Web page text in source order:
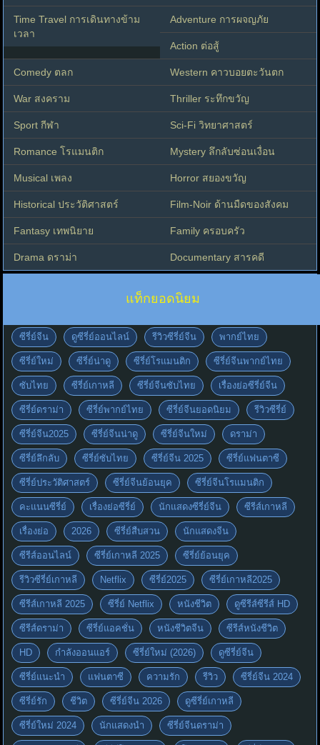
Time Travel การเดินทางข้าม
เวลา
Adventure การผจญภัย
Action ต่อสู้
Comedy ตลก Western คาวบอยตะวันตก
War สงคราม Thriller ระทึกขวัญ
Sport กีฬา Sci-Fi วิทยาศาสตร์
Romance โรแมนติก Mystery ลึกลับซ่อนเงื่อน
Musical เพลง Horror สยองขวัญ
Historical ประวัติศาสตร์ Film-Noir ด้านมืดของสังคม
Fantasy เทพนิยาย Family ครอบครัว
Drama ดราม่า Documentary สารคดี
แท็กยอดนิยม
ซีรี่ย์จีน ดูซีรี่ย์ออนไลน์ รีวิวซีรี่ย์จีน พากย์ไทย
ซีรี่ย์ใหม่ ซีรี่ย์น่าดู ซีรี่ย์โรแมนติก ซีรี่ย์จีนพากย์ไทย
ซับไทย ซีรี่ย์เกาหลี ซีรี่ย์จีนซับไทย เรื่องย่อซีรี่ย์จีน
ซีรี่ย์ดราม่า ซีรี่ย์พากย์ไทย ซีรี่ย์จีนยอดนิยม รีวิวซีรี่ย์
ซีรี่ย์จีน2025 ซีรี่ย์จีนน่าดู ซีรี่ย์จีนใหม่ ดราม่า
ซีรี่ย์ลึกลับ ซีรี่ย์ซับไทย ซีรี่ย์จีน 2025 ซีรี่ย์แฟนตาซี
ซีรี่ย์ประวัติศาสตร์ ซีรี่ย์จีนย้อนยุค ซีรี่ย์จีนโรแมนติก
คะแนนซีรี่ย์ เรื่องย่อซีรี่ย์ นักแสดงซีรี่ย์จีน ซีรีส์เกาหลี
เรื่องย่อ 2026 ซีรี่ย์สืบสวน นักแสดงจีน
ซีรีส์ออนไลน์ ซีรี่ย์เกาหลี 2025 ซีรี่ย์ย้อนยุค
รีวิวซีรี่ย์เกาหลี Netflix ซีรี่ย์2025 ซีรี่ย์เกาหลี2025
ซีรีส์เกาหลี 2025 ซีรี่ย์ Netflix หนังชีวิต ดูซีรีส์ซีรีส์ HD
ซีรีส์ดราม่า ซีรี่ย์แอคชั่น หนังชีวิตจีน ซีรีส์หนังชีวิต
HD กำลังออนแอร์ ซีรี่ย์ใหม่ (2026) ดูซีรี่ย์จีน
ซีรี่ย์แนะนำ แฟนตาซี ความรัก รีวิว ซีรี่ย์จีน 2024
ซีรี่ย์รัก ชีวิต ซีรี่ย์จีน 2026 ดูซีรี่ย์เกาหลี
ซีรี่ย์ใหม่ 2024 นักแสดงนำ ซีรี่ย์จีนดราม่า